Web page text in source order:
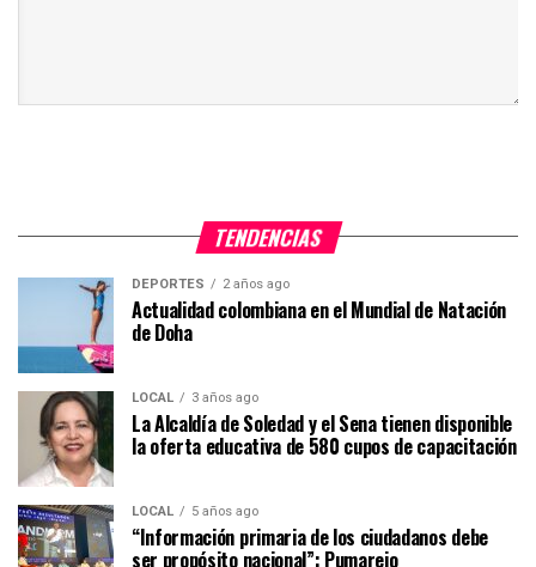
TENDENCIAS
DEPORTES 2 años ago
Actualidad colombiana en el Mundial de Natación
de Doha
LOCAL 3 años ago
La Alcaldía de Soledad y el Sena tienen disponible
la oferta educativa de 580 cupos de capacitación
LOCAL 5 años ago
“Información primaria de los ciudadanos debe
ser propósito nacional”: Pumarejo